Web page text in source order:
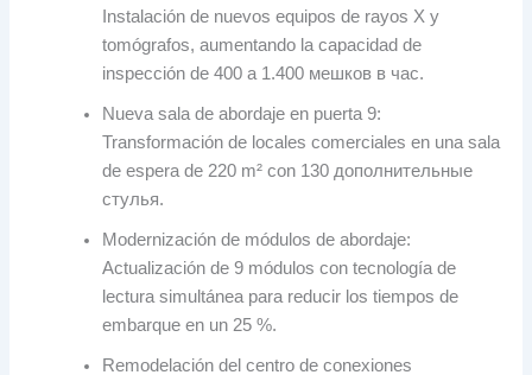
Instalación de nuevos equipos de rayos X y
tomógrafos,aumentando la capacidad de
inspección de 400 а 1.400 мешков в час.
Nueva sala de abordaje en puerta9:
Transformación de locales comerciales en una sala
de espera de 220 m² con 130 дополнительные
стулья.
Modernización de módulos de abordaje:
Actualización de 9 módulos con tecnología de
lectura simultánea para reducir los tiempos de
embarque en un 25 %.
Remodelación del centro de conexiones